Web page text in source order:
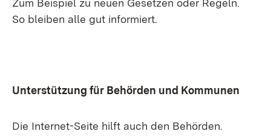
Zum Beispiel zu neuen Gesetzen oder Regeln.
So bleiben alle gut informiert.
Unterstützung für Behörden und Kommunen
Die Internet-Seite hilft auch den Behörden.